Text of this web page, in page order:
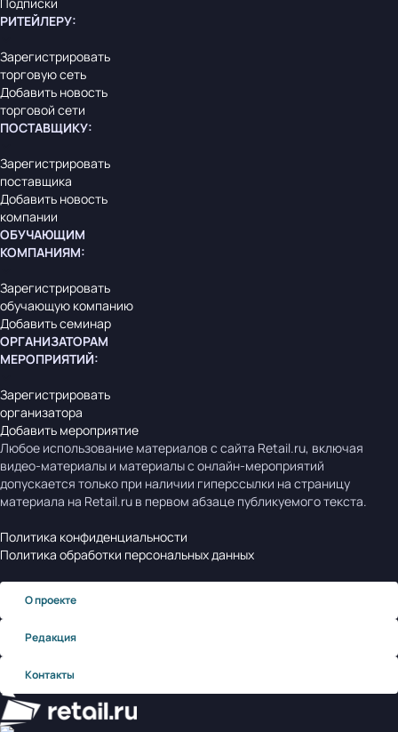
РИТЕЙЛЕРУ:
Зарегистрировать
торговую сеть
Добавить новость
торговой сети
ПОСТАВЩИКУ:
Зарегистрировать
поставщика
Добавить новость
компании
ОБУЧАЮЩИМ
КОМПАНИЯМ:
Зарегистрировать
обучающую компанию
Добавить семинар
ОРГАНИЗАТОРАМ
МЕРОПРИЯТИЙ:
Зарегистрировать
организатора
Добавить мероприятие
Любое использование материалов с сайта Retail.ru, включая
видео-материалы и материалы с онлайн-мероприятий
допускается только при наличии гиперссылки на страницу
материала на Retail.ru в первом абзаце публикуемого текста.
Политика конфиденциальности
Политика обработки персональных данных
О проекте
Редакция
Контакты